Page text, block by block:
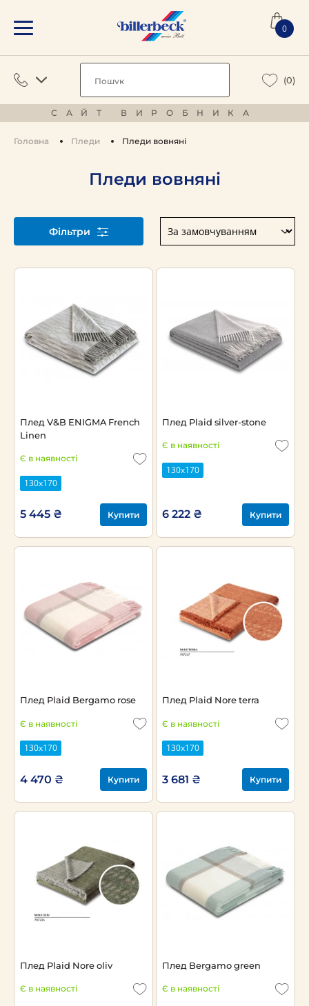
0
(0)
САЙТ ВИРОБНИКА
Головна Пледи Пледи вовняні
Пледи вовняні
Фільтри
Плед V&B ENIGMA French
Linen
Є в наявності
130x170
5 445 ₴ Купити
Плед Plaid silver-stone
Є в наявності
130x170
6 222 ₴ Купити
Плед Plaid Bergamo rose
Є в наявності
130x170
4 470 ₴ Купити
Плед Plaid Nore terra
Є в наявності
130x170
3 681 ₴ Купити
Плед Plaid Nore oliv
Є в наявності
Плед Bergamo green
Є в наявності